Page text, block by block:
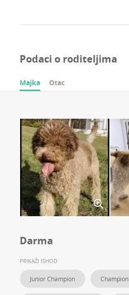
Podaci o roditeljima
Majka Otac
Darma
PRIKAŽI ISHOD
Junior Champion Champion